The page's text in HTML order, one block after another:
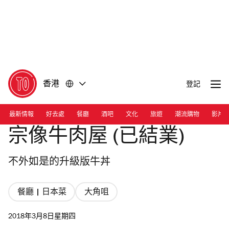
香港 登記
最新情報 好去處 餐廳 酒吧 文化 旅遊 潮流購物 影片
宗像牛肉屋 (已結業)
不外如是的升級版牛丼
餐廳 | 日本菜 大角咀
2018年3月8日星期四